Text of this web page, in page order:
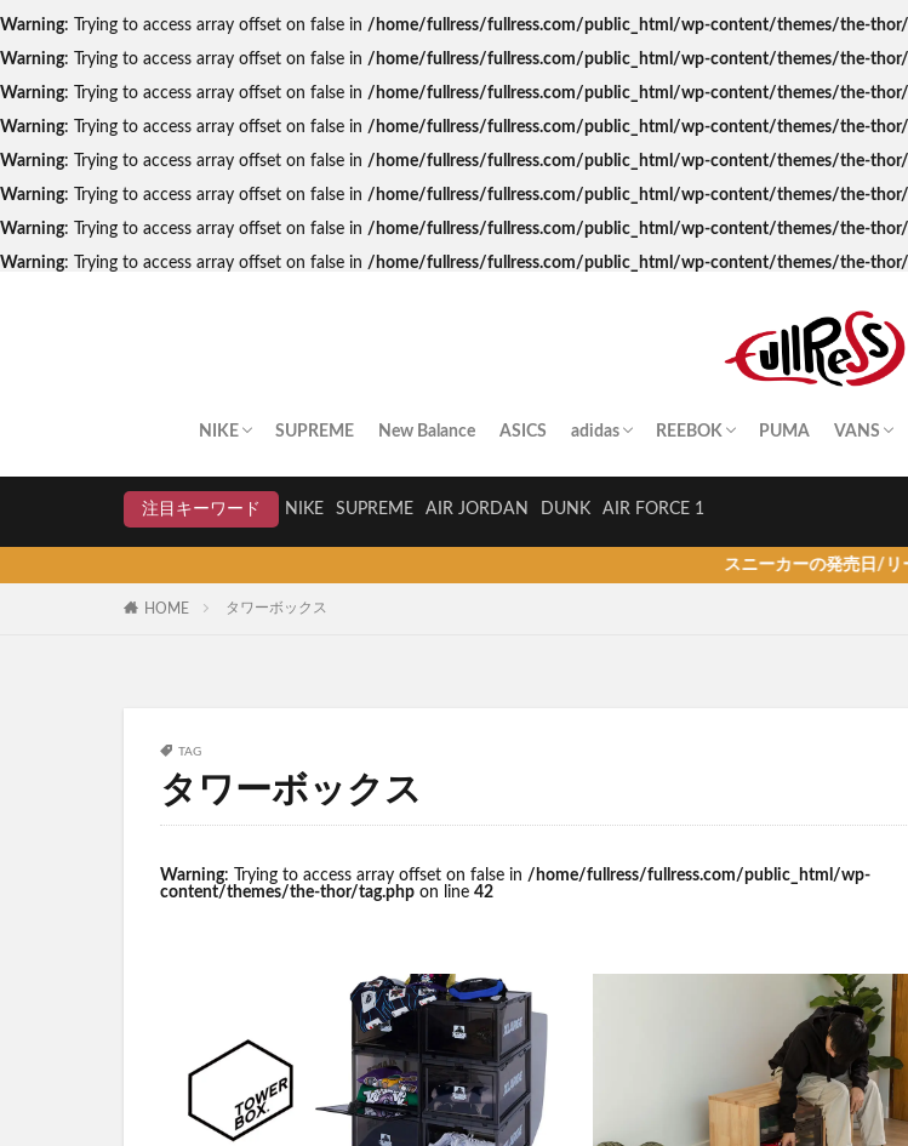
Warning: Trying to access array offset on false in /home/fullress/fullress.com/public_html/wp-content/themes/the-
Warning: Trying to access array offset on false in /home/fullress/fullress.com/public_html/wp-content/themes/the-
Warning: Trying to access array offset on false in /home/fullress/fullress.com/public_html/wp-content/themes/the-
Warning: Trying to access array offset on false in /home/fullress/fullress.com/public_html/wp-content/themes/the-
Warning: Trying to access array offset on false in /home/fullress/fullress.com/public_html/wp-content/themes/the-
Warning: Trying to access array offset on false in /home/fullress/fullress.com/public_html/wp-content/themes/the-
Warning: Trying to access array offset on false in /home/fullress/fullress.com/public_html/wp-content/themes/the-
Warning: Trying to access array offset on false in /home/fullress/fullress.com/public_html/wp-content/themes/the-
NIKE SUPREME New Balance ASICS adidas REEBOK PUMA VANS
注目キーワード
NIKE SUPREME AIR JORDAN DUNK AIR FORCE 1
スニーカーの発売日/リーク情報/新
HOME タワーボックス
TAG
タワーボックス
Warning: Trying to access array offset on false in /home/fullress/fullress.com/public_html/wp-
content/themes/the-thor/tag.php on line 42